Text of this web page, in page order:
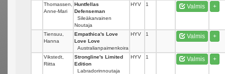
Thomassen,
Anne-Mari
Huntfellas
Defenseman
Sileäkarvainen
Noutaja
HYV 1 Valmis +
Tiensuu,
Hanna
Empathica's Love
Love Love
Australianpaimenkoira
HYV 1 Valmis +
Vikstedt,
Riitta
Strongline's Limited
Edition
Labradorinnoutaja
HYV 1 Valmis +